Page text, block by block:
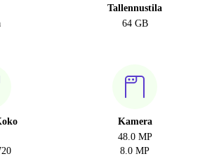
Tallennustila
64 GB
Kamera
48.0 MP
8.0 MP